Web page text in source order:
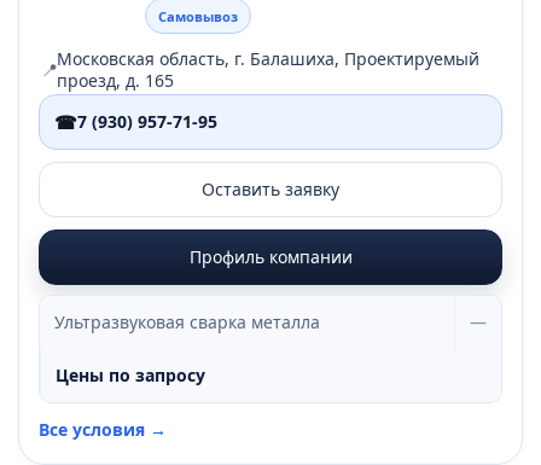
Самовывоз
📍Московская область, г. Балашиха, Проектируемый
проезд, д. 165
☎7 (930) 957-71-95
Оставить заявку
Профиль компании
Ультразвуковая сварка металла —
Цены по запросу
Все условия →